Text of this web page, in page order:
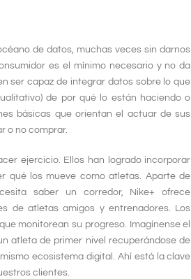
de datos, muchas veces sin darnos
es el mínimo necesario y no da
ser capaz de integrar datos sobre lo que
de por qué lo están haciendo o
básicas que orientan el actuar de sus
o no comprar.
ejercicio. Ellos han logrado incorporar
qué los mueve como atletas. Aparte de
saber un corredor, Nike+ ofrece
de atletas amigos y entrenadores. Los
monitorean su progreso. Imagínense el
atleta de primer nivel recuperándose de
ecosistema digital. Ahí está la clave
clientes.